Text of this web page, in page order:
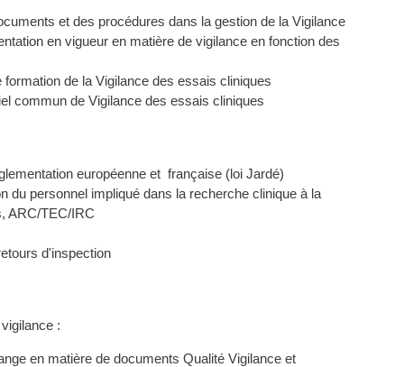
et des procédures dans la gestion de la Vigilance
en vigueur en matière de vigilance en fonction des
de la Vigilance des essais cliniques
commun de Vigilance des essais cliniques
européenne et française (loi Jardé)
du personnel impliqué dans la recherche clinique à la
ARC/TEC/IRC
d'inspection
:
en matière de documents Qualité Vigilance et